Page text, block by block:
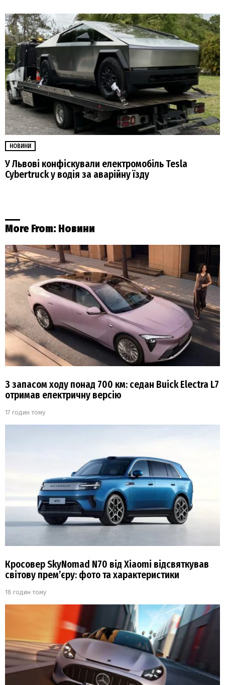
НОВИНИ
У Львові конфіскували електромобіль Tesla
Cybertruck у водія за аварійну їзду
More From: Новини
З запасом ходу понад 700 км: седан Buick Electra L7
отримав електричну версію
17 годин тому
Кросовер SkyNomad N70 від Xiaomi відсвяткував
світову прем’єру: фото та характеристики
18 годин тому